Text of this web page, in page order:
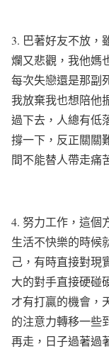
3. 巴著好友不放，
爛又悲觀， 我他媽
每次失戀還是那副
我放棄我也想陪他
過下去，人總有低
撐一下，反正關關
間不能替人帶走痛
4. 努力工作，這個
生活不快樂的時候
己，有時直接對現
大的對手直接硬碰
才有打贏的機會，
的注意力轉移一些
再走，日子過著過